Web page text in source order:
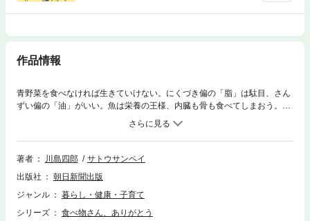
作品情報
青野菜を食べなければ生きていけない。にくづき偏の「脂」は駄目、さん
ずい偏の「油」がいい。魚は栄養の王様、内臓も骨も食べてしまおう。身
をもって実践栄養学を説く川島四郎氏と、生徒役のサトウサンペイ氏とが
対話とユーモラスな漫画で贈る健康づくりの知恵集成。
著者 川島四郎
サトウサンペイ
出版社
朝日新聞出版
ジャンル
暮らし・健康・子育て
シリーズ
食べ物さん、ありがとう